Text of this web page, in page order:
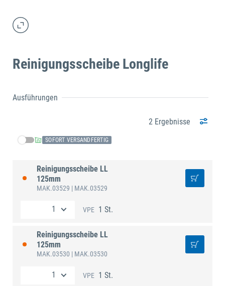
Reinigungsscheibe Longlife
Ausführungen
2 Ergebnisse
SOFORT VERSANDFERTIG
Reinigungsscheibe LL
125mm
MAK.03529 | MAK.03529
VPE 1 St.
Reinigungsscheibe LL
125mm
MAK.03530 | MAK.03530
VPE 1 St.